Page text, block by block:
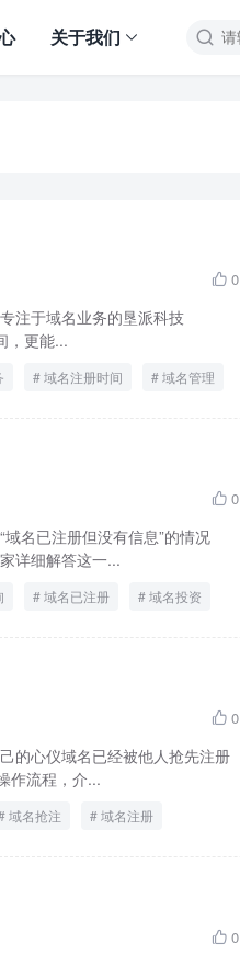

关于我们
 0
注于域名业务的垦派科技
，更能...
域名注册时间 域名管理
 0
名已注册但没有信息”的情况
详细解答这一...
域名已注册
域名投资
 0
的心仪域名已经被他人抢先注册
作流程，介...
域名抢注
域名注册
 0